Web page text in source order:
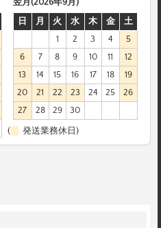
日
月 火 水 木 金
土
1
2 3 4
5
6
7 8 9 10 11
12
13
14 15 16 17 18
19
20
21 22 23 24 25
26
27
28 29 30
( 発送業務休日)